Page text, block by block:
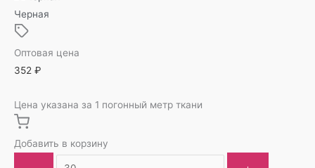
Черная
Оптовая цена
352 ₽
Цена указана за 1 погонный метр ткани
Добавить в корзину